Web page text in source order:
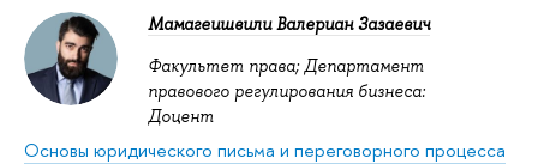
Мамагеишвили Валериан Зазаевич
Факультет права; Департамент
правового регулирования бизнеса:
Доцент
Основы юридического письма и переговорного процесса